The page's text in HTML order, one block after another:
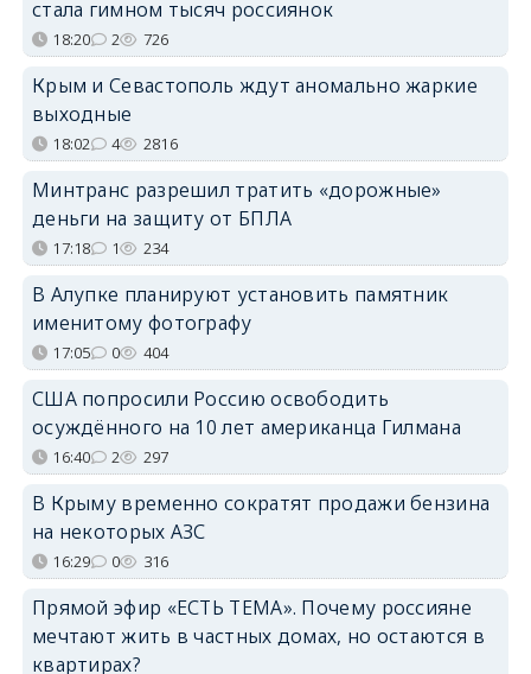
стала гимном тысяч россиянок
18:20 2 726
Крым и Севастополь ждут аномально жаркие
выходные
18:02 4 2816
Минтранс разрешил тратить «дорожные»
деньги на защиту от БПЛА
17:18 1 234
В Алупке планируют установить памятник
именитому фотографу
17:05 0 404
США попросили Россию освободить
осуждённого на 10 лет американца Гилмана
16:40 2 297
В Крыму временно сократят продажи бензина
на некоторых АЗС
16:29 0 316
Прямой эфир «ЕСТЬ ТЕМА». Почему россияне
мечтают жить в частных домах, но остаются в
квартирах?